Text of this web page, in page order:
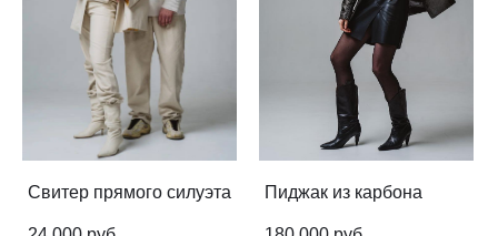
Свитер прямого силуэта Пиджак из карбона